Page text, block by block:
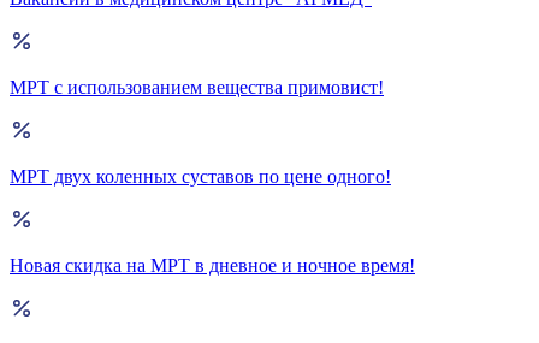
МРТ с использованием вещества примовист!
МРТ двух коленных суставов по цене одного!
Новая скидка на МРТ в дневное и ночное время!